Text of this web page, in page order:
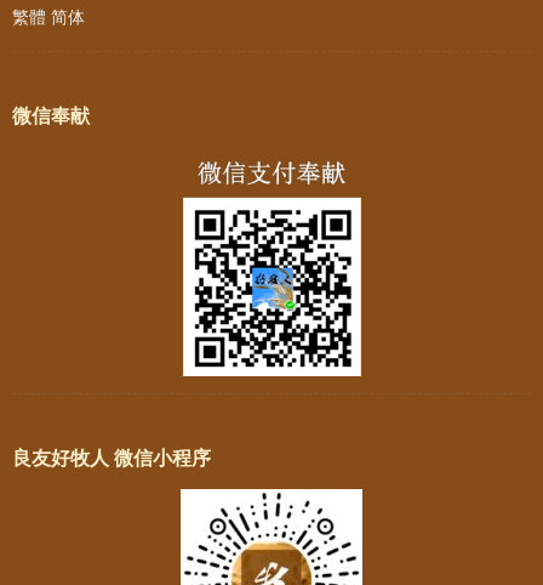
繁體 简体
微信奉献
良友好牧人 微信小程序